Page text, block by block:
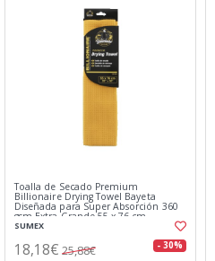
Toalla de Secado Premium
Billionaire Drying Towel Bayeta
Diseñada para Super Absorción 360
gsm Extra Grande 55 x 76 cm
SUMEX
18,18€ 25,88€ - 30%